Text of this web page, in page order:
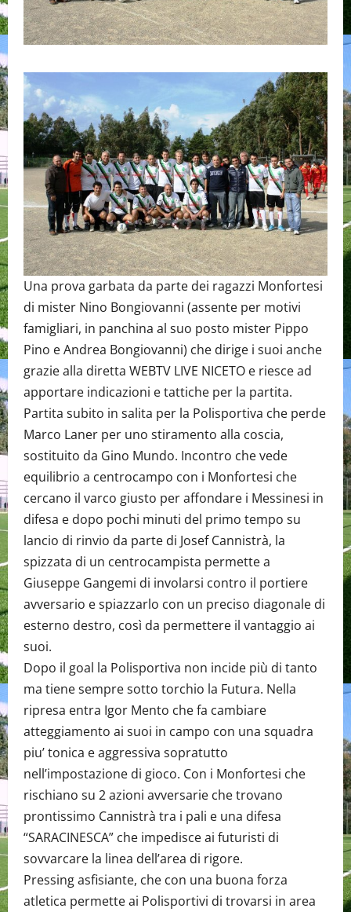
Una prova garbata da parte dei ragazzi Monfortesi
di mister Nino Bongiovanni (assente per motivi
famigliari, in panchina al suo posto mister Pippo
Pino e Andrea Bongiovanni) che dirige i suoi anche
grazie alla diretta WEBTV LIVE NICETO e riesce ad
apportare indicazioni e tattiche per la partita.
Partita subito in salita per la Polisportiva che perde
Marco Laner per uno stiramento alla coscia,
sostituito da Gino Mundo. Incontro che vede
equilibrio a centrocampo con i Monfortesi che
cercano il varco giusto per affondare i Messinesi in
difesa e dopo pochi minuti del primo tempo su
lancio di rinvio da parte di Josef Cannistrà, la
spizzata di un centrocampista permette a
Giuseppe Gangemi di involarsi contro il portiere
avversario e spiazzarlo con un preciso diagonale di
esterno destro, così da permettere il vantaggio ai
suoi.
Dopo il goal la Polisportiva non incide più di tanto
ma tiene sempre sotto torchio la Futura. Nella
ripresa entra Igor Mento che fa cambiare
atteggiamento ai suoi in campo con una squadra
piu’ tonica e aggressiva sopratutto
nell’impostazione di gioco. Con i Monfortesi che
rischiano su 2 azioni avversarie che trovano
prontissimo Cannistrà tra i pali e una difesa
“SARACINESCA” che impedisce ai futuristi di
sovvarcare la linea dell’area di rigore.
Pressing asfisiante, che con una buona forza
atletica permette ai Polisportivi di trovarsi in area